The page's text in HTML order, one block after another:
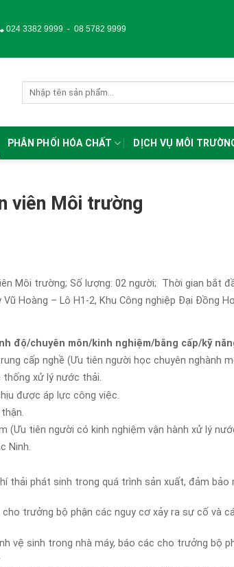
024 3382 9999 - 08 5782 9999
PHÂN PHỐI HÓA CHẤT DỊCH VỤ MÔI
viên Môi trường
Môi trường; Số lượng: 02 người; Thời gian bắt
Vũ Hoàng – Lô H1-2, Khu Công nghiệp Đại Đồng
độ/chuyên môn/kinh nghiệm/bằng cấp/kỹ
cấp nghề (Ưu tiên người học chuyên nghành
thống xử lý nước thải.
được áp lực công việc.
(Ưu tiên người có kinh nghiệm vận hành xử lý
Ninh.
thải phát sinh trong quá trình sản xuất, đảm
trưởng bộ phận các nguy cơ xảy ra sự cố và
vệ sinh trong nhà máy, báo các cho trưởng bộ